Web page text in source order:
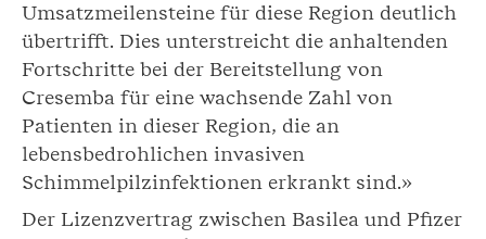
Umsatzmeilensteine für diese Region deutlich
übertrifft. Dies unterstreicht die anhaltenden
Fortschritte bei der Bereitstellung von
Cresemba für eine wachsende Zahl von
Patienten in dieser Region, die an
lebensbedrohlichen invasiven
Schimmelpilzinfektionen erkrankt sind.»
Der Lizenzvertrag zwischen Basilea und Pfizer